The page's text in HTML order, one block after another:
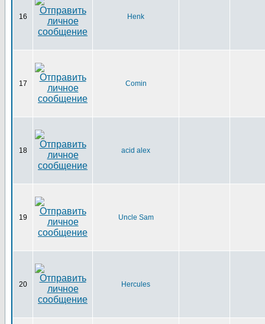
16 Henk
17 Comin
18 acid alex
19 Uncle Sam
20 Hercules